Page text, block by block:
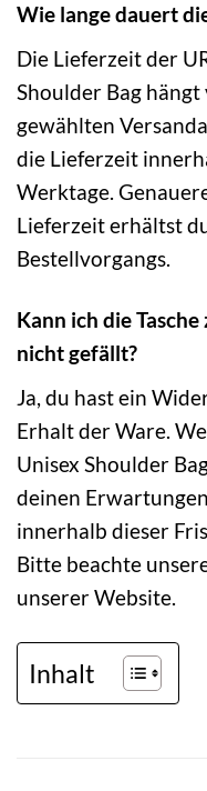
Wie lange dauert
Die Lieferzeit der
Shoulder Bag
gewählten
die Lieferzeit
Werktage.
Lieferzeit erhältst
Bestellvorgangs.
Kann ich die
nicht gefällt?
Ja, du hast ein
Erhalt der Ware.
Unisex Shoulder
deinen
innerhalb dieser
Bitte beachte
unserer Website.
Inhalt